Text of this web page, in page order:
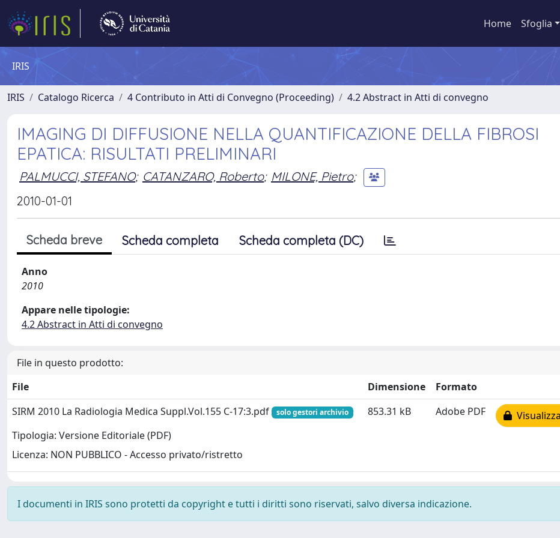
Home Sfoglia
IRIS
IRIS Catalogo Ricerca 4 Contributo in Atti di Convegno (Proceeding) 4.2 Abstract in Atti di convegno
IMAGING DI DIFFUSIONE NELLA QUANTIFICAZIONE DELLA FIBROSI
EPATICA: RISULTATI PRELIMINARI
PALMUCCI, STEFANO; CATANZARO, Roberto; MILONE, Pietro;
2010-01-01
Scheda breve Scheda completa Scheda completa (DC)
Anno
2010
Appare nelle tipologie:
4.2 Abstract in Atti di convegno
File in questo prodotto:
File
Dimensione
Formato
SIRM 2010 La Radiologia Medica Suppl.Vol.155 C-17:3.pdf
solo gestori archivio
Tipologia: Versione Editoriale (PDF)
Licenza: NON PUBBLICO - Accesso privato/ristretto
853.31 kB Adobe PDF
I documenti in IRIS sono protetti da copyright e tutti i diritti sono riservati, salvo diversa indicazione.